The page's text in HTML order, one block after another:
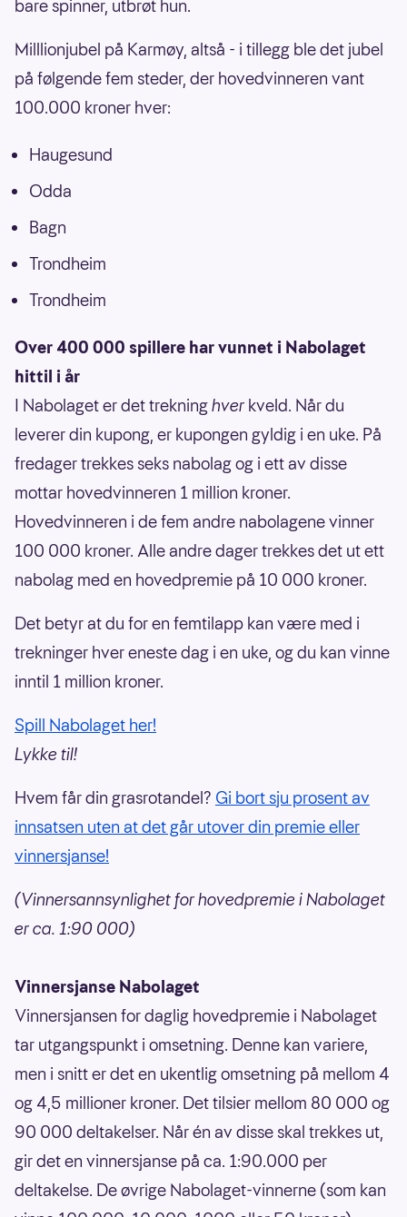
bare spinner, utbrøt hun.
Milllionjubel på Karmøy, altså - i tillegg ble det jubel
på følgende fem steder, der hovedvinneren vant
100.000 kroner hver:
Haugesund
Odda
Bagn
Trondheim
Trondheim
Over 400 000 spillere har vunnet i Nabolaget
hittil i år
I Nabolaget er det trekninghver kveld. Når du
leverer din kupong, er kupongen gyldig i en uke. På
fredager trekkes seks nabolag og i ett av disse
mottar hovedvinneren 1 million kroner.
Hovedvinneren i de fem andre nabolagene vinner
100 000 kroner. Alle andre dager trekkes det ut ett
nabolag med en hovedpremie på 10 000 kroner.
Det betyr at du for en femtilapp kan være med i
trekninger hver eneste dag i en uke, og du kan vinne
inntil 1 million kroner.
Spill Nabolaget her!
Lykke til!
Hvem får din grasrotandel? Gi bort sju prosent av
innsatsen uten at det går utover din premie eller
vinnersjanse!
(Vinnersannsynlighet for hovedpremie i Nabolaget
er ca. 1:90 000)
Vinnersjanse Nabolaget
Vinnersjansen for daglig hovedpremie i Nabolaget
tar utgangspunkt i omsetning. Denne kan variere,
men i snitt er det en ukentlig omsetning på mellom 4
og 4,5 millioner kroner. Det tilsier mellom 80 000 og
90 000 deltakelser. Når én av disse skal trekkes ut,
gir det en vinnersjanse på ca. 1:90.000 per
deltakelse. De øvrige Nabolaget-vinnerne (som kan